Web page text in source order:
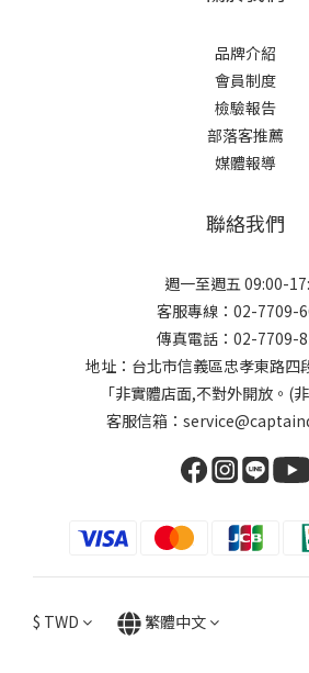
品牌介紹
會員制度
檢驗報告
部落客推薦
媒體報導
聯絡我們
週一至週五 09:00-
客服專線：02-7709-
傳真電話：02-7709-
地址：台北市信義區忠孝東路四
「非實體店面,不對外開放。(
客服信箱：
$ TWD 繁體中文